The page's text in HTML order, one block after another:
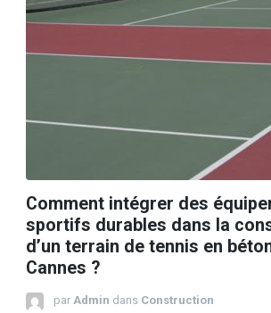
Comment intégrer des
sportifs durables dans la
d’un terrain de tennis en
Cannes ?
par Admin dans Construction